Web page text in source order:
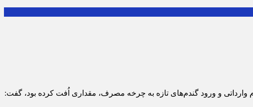
وارداتی و ورود گندم‌های تازه به چرخه مصرف، مقداری اُفت کرده بود، گفت: